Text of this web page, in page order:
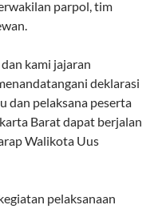
parpol, tim
kami jajaran
deklarasi
dan pelaksana peserta
Barat dapat berjalan
Walikota Uus
pelaksanaan